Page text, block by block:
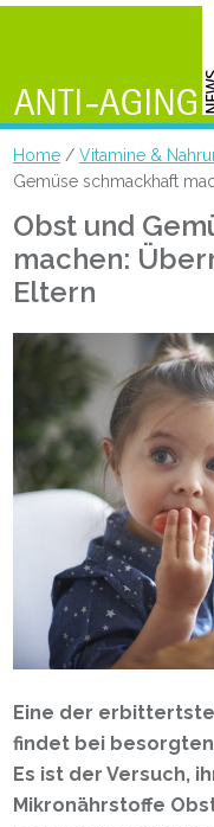
Home /Vitamine &
Gemüse schmackhaft
Obst und
machen:
Eltern
Eine der
findet bei
Es ist der Versuch,
Mikronährstoffe